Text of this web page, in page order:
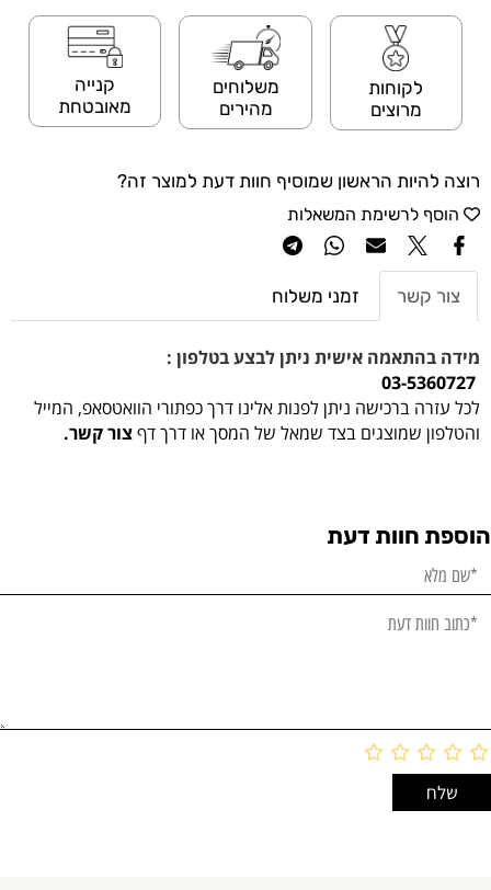
לקוחות
מרוצים
משלוחים
מהירים
קנייה
מאובטחת
רוצה להיות הראשון שמוסיף חוות דעת למוצר זה?
הוסף לרשימת המשאלות
צור קשר זמני משלוח
מידה בהתאמה אישית ניתן לבצע בטלפון :
03-5360727
לכל עזרה ברכישה ניתן לפנות אלינו דרך כפתורי הוואטסאפ, המייל
והטלפון שמוצגים בצד שמאל של המסך או דרך דףצור קשר.
הוספת חוות דעת